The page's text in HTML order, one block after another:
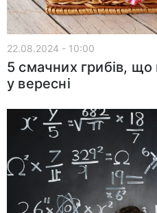
22.08.2024 - 10:00
5 смачних грибів,
у вересні